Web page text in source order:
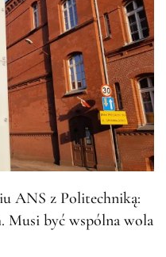
ANS z Politechniką:
Musi być wspólna wola